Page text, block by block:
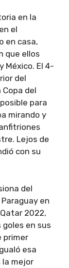
en la
el
en casa,
que ellos
México. El 4-
del
del
para
mirando y
Lejos de
con su
del
en
2022,
en sus
primer
esa
la mejor